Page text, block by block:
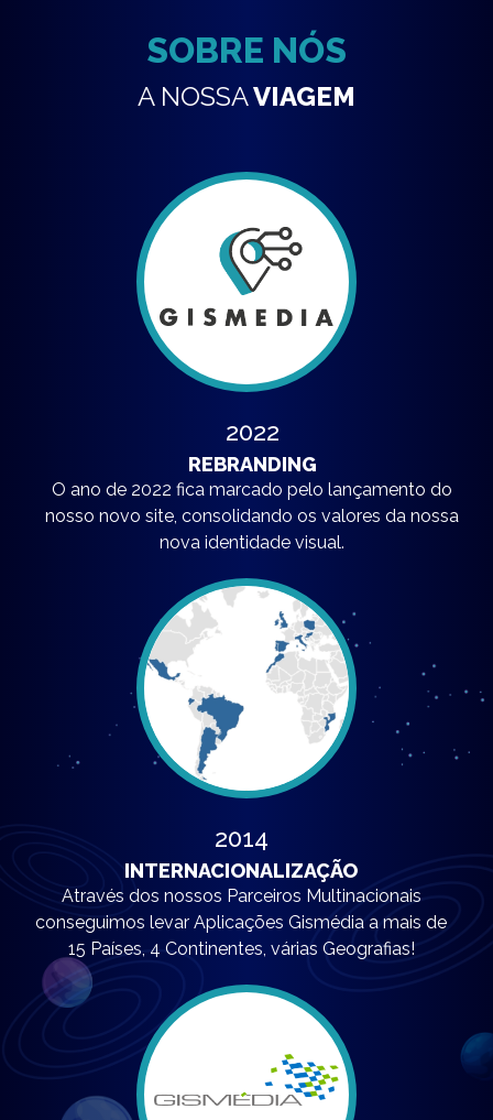
SOBRE NÓS
A NOSSAVIAGEM
2022
REBRANDING
O ano de 2022 fica marcado pelo lançamento do
nosso novo site, consolidando os valores da nossa
nova identidade visual.
2014
INTERNACIONALIZAÇÃO
Através dos nossos Parceiros Multinacionais
conseguimos levar Aplicações Gismédia a mais de
15 Países, 4 Continentes, várias Geografias!